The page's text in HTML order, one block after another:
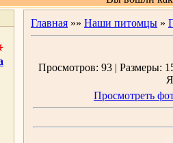
Главная »» Наши питомцы »
Просмотров: 93 | Размеры:
Просмотреть